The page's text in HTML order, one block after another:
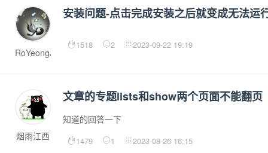
RoYeongJu
安装问题-点击完成安装之后就变成无法运
1518 2 2023-09-22 19:19
烟雨江西
文章的专题lists和show两个页面不能翻页
知道的回答一下
1479 1 2023-08-26 16:15